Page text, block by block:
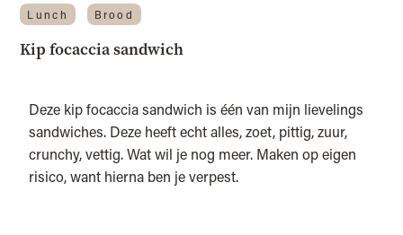
Lunch Brood
Kip focaccia sandwich
Deze kip focaccia sandwich is één van mijn lievelings
sandwiches. Deze heeft echt alles, zoet, pittig, zuur,
crunchy, vettig. Wat wil je nog meer. Maken op eigen
risico, want hierna ben je verpest.